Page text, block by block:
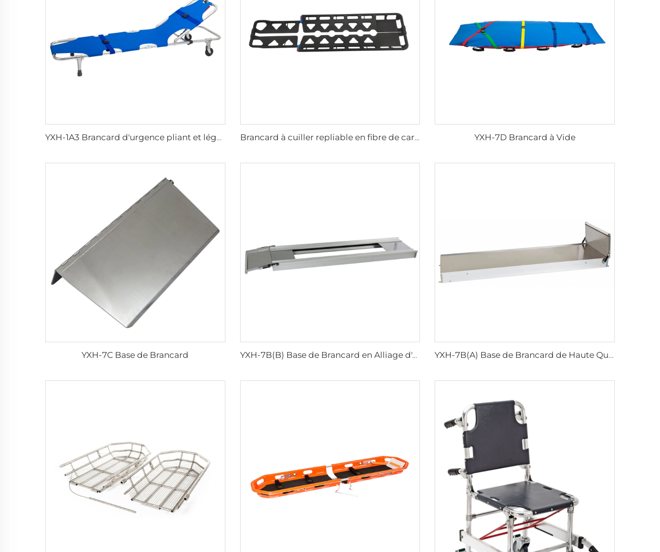
YXH-1A3 Brancard d'urgence pliant et léger pour patients Brancard à cuiller repliable en fibre de carbone YXH-4C YXH-7D Brancard à Vide
YXH-7C Base de Brancard YXH-7B(B) Base de Brancard en Alliage d'Aluminium Utilisée YXH-7B(A) Base de Brancard de Haute Qualité